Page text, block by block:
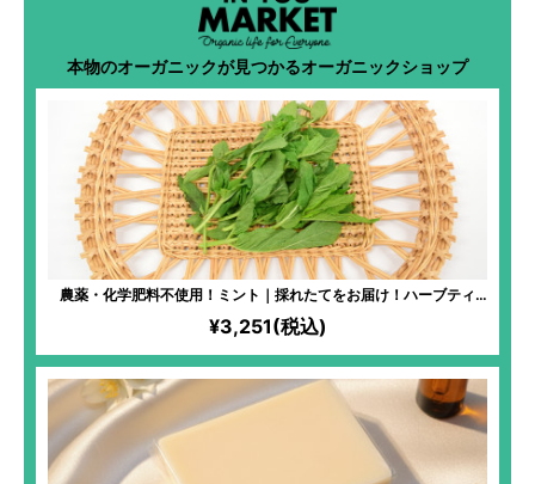
本物のオーガニックが見つかるオーガニックショップ
農薬・化学肥料不使用！ミント｜採れたてをお届け！ハーブティ
ー、料理、入浴剤など活用度大！フレッシュなミントならではの爽
やかな香りが楽しめる！
¥3,251(税込)